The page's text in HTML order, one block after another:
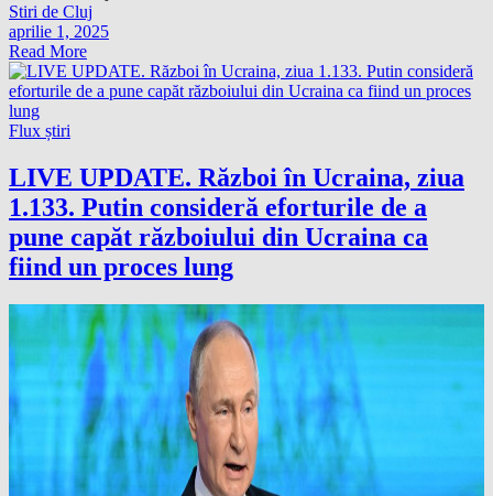
Stiri de Cluj
aprilie 1, 2025
Read More
Flux știri
LIVE UPDATE. Război în Ucraina, ziua
1.133. Putin consideră eforturile de a
pune capăt războiului din Ucraina ca
fiind un proces lung